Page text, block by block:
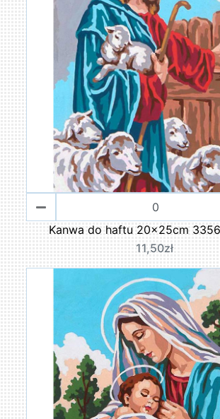
Kanwa do haftu 20x25cm
11,50zł